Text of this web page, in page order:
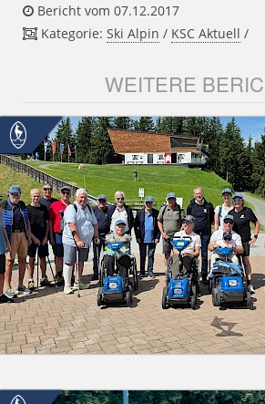
Bericht vom 07.12.2017
Kategorie: Ski Alpin / KSC Aktuell /
WEITERE